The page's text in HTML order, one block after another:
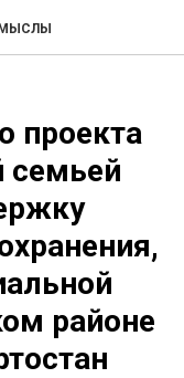
проекта
семьей
районе